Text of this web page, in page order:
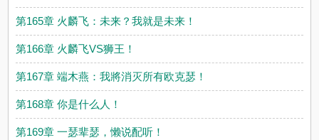
第165章 火麟飞：未来？我就是未来！
第166章 火麟飞VS狮王！
第167章 端木燕：我將消灭所有欧克瑟！
第168章 你是什么人！
第169章 一瑟辈瑟，懒说配听！